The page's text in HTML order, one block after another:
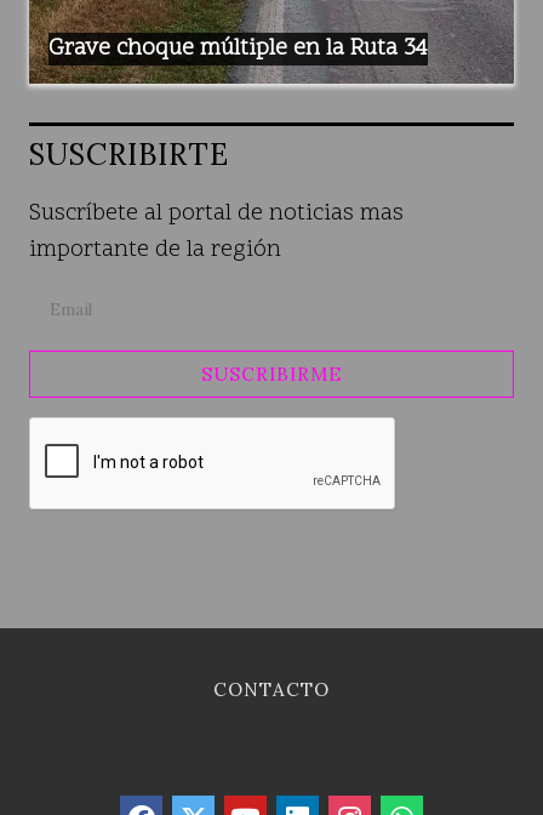
Grave choque múltiple en la Ruta 34
SUSCRIBIRTE
Suscríbete al portal de noticias mas
importante de la región
SUSCRIBIRME
CONTACTO